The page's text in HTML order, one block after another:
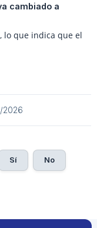
cambiado a
lo que indica que el
2026
Sí No